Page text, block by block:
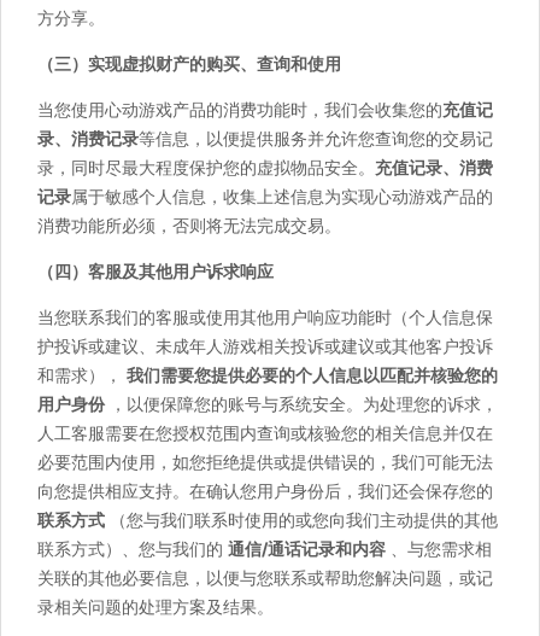
方分享。
（三）实现虚拟财产的购买、查询和使用
当您使用心动游戏产品的消费功能时，我们会收集您的充值记
录、消费记录等信息，以便提供服务并允许您查询您的交易记
录，同时尽最大程度保护您的虚拟物品安全。 充值记录、消费
记录属于敏感个人信息，收集上述信息为实现心动游戏产品的
消费功能所必须，否则将无法完成交易。
（四）客服及其他用户诉求响应
当您联系我们的客服或使用其他用户响应功能时（个人信息保
护投诉或建议、未成年人游戏相关投诉或建议或其他客户投诉
和需求）， 我们需要您提供必要的个人信息以匹配并核验您的
用户身份，以便保障您的账号与系统安全。为处理您的诉求，
人工客服需要在您授权范围内查询或核验您的相关信息并仅在
必要范围内使用，如您拒绝提供或提供错误的，我们可能无法
向您提供相应支持。在确认您用户身份后，我们还会保存您的
联系方式 （您与我们联系时使用的或您向我们主动提供的其他
联系方式）、您与我们的 通信/通话记录和内容 、与您需求相
关联的其他必要信息，以便与您联系或帮助您解决问题，或记
录相关问题的处理方案及结果。